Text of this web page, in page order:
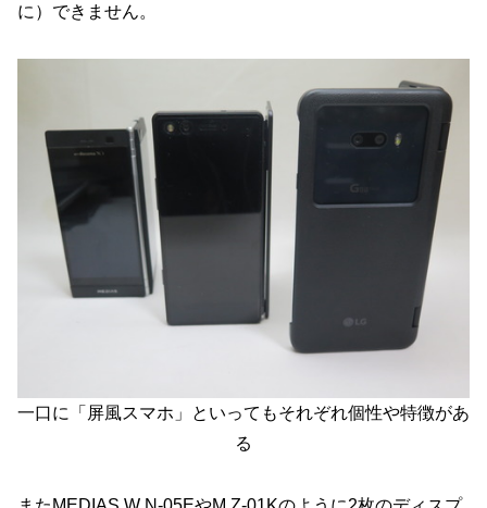
に）できません。
一口に「屏風スマホ」といってもそれぞれ個性や特徴があ
る